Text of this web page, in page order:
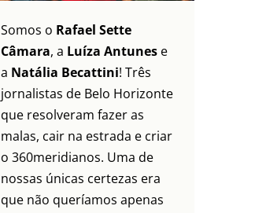
Somos o Rafael Sette
Câmara, a Luíza Antunes e
a Natália Becattini! Três
jornalistas de Belo Horizonte
que resolveram fazer as
malas, cair na estrada e criar
o 360meridianos. Uma de
nossas únicas certezas era
que não queríamos apenas